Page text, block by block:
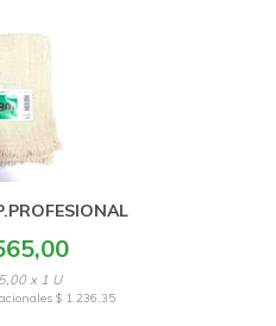
x 1 U
$ 1.236,35